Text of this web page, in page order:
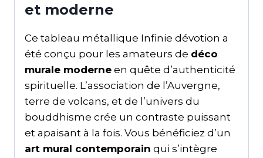
et moderne
Ce tableau métallique Infinie dévotion a
été conçu pour les amateurs de déco
murale moderne en quête d’authenticité
spirituelle. L’association de l’Auvergne,
terre de volcans, et de l’univers du
bouddhisme crée un contraste puissant
et apaisant à la fois. Vous bénéficiez d’un
art mural contemporain qui s’intègre